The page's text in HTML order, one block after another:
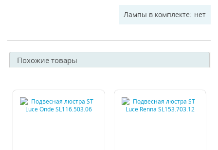
Лампы в комплекте нет
Похожие товары